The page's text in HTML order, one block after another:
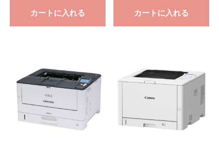
カートに入れる カートに入れる